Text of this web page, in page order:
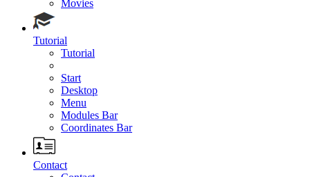
Movies
Tutorial
Tutorial
Start
Desktop
Menu
Modules Bar
Coordinates Bar
Contact